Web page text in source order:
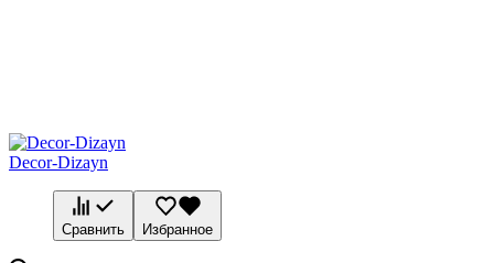
Decor-Dizayn
Сравнить Избранное